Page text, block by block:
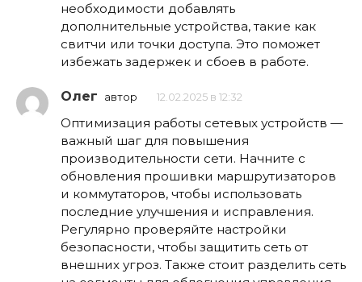
необходимости добавлять
дополнительные устройства, такие как
свитчи или точки доступа. Это поможет
избежать задержек и сбоев в работе.
Олег автор 12.02.2025 в 12:32
Оптимизация работы сетевых устройств —
важный шаг для повышения
производительности сети. Начните с
обновления прошивки маршрутизаторов
и коммутаторов, чтобы использовать
последние улучшения и исправления.
Регулярно проверяйте настройки
безопасности, чтобы защитить сеть от
внешних угроз. Также стоит разделить сеть